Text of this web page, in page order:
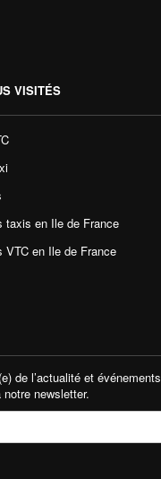
VISITÉS
taxis en Ile de France
VTC en Ile de France
de l’actualité et
newsletter.